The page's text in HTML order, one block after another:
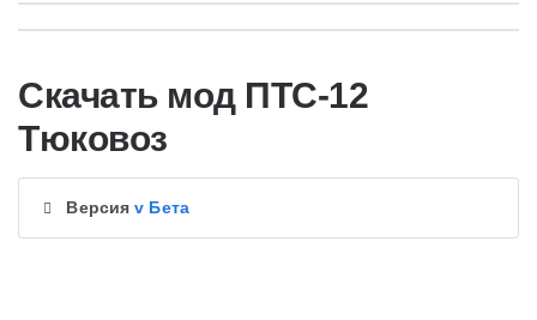
Скачать мод ПТС-12
Тюковоз
Версияv Бета